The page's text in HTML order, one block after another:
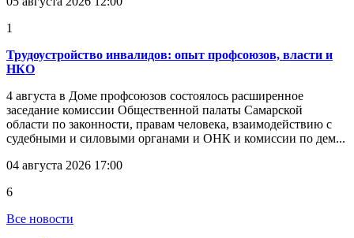
1
Трудоустройство инвалидов: опыт профсоюзов, власти и
НКО
4 августа в Доме профсоюзов состоялось расширенное
заседание комиссии Общественной палаты Самарской
области по законности, правам человека, взаимодействию с
судебными и силовыми органами и ОНК и комиссии по дем...
04 августа 2026 17:00
6
Все новости